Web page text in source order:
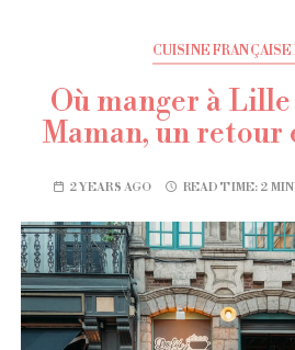
CUISINE
Où manger à Lille
Maman, un retour
2 YEARS AGO READ TIME: 2